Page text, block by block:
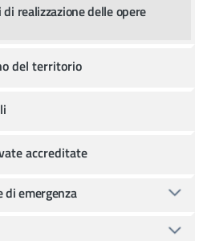
realizzazione delle opere
del territorio
accreditate
emergenza